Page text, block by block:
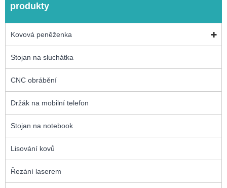
produkty
Kovová peněženka
Stojan na sluchátka
CNC obrábění
Držák na mobilní telefon
Stojan na notebook
Lisování kovů
Řezání laserem